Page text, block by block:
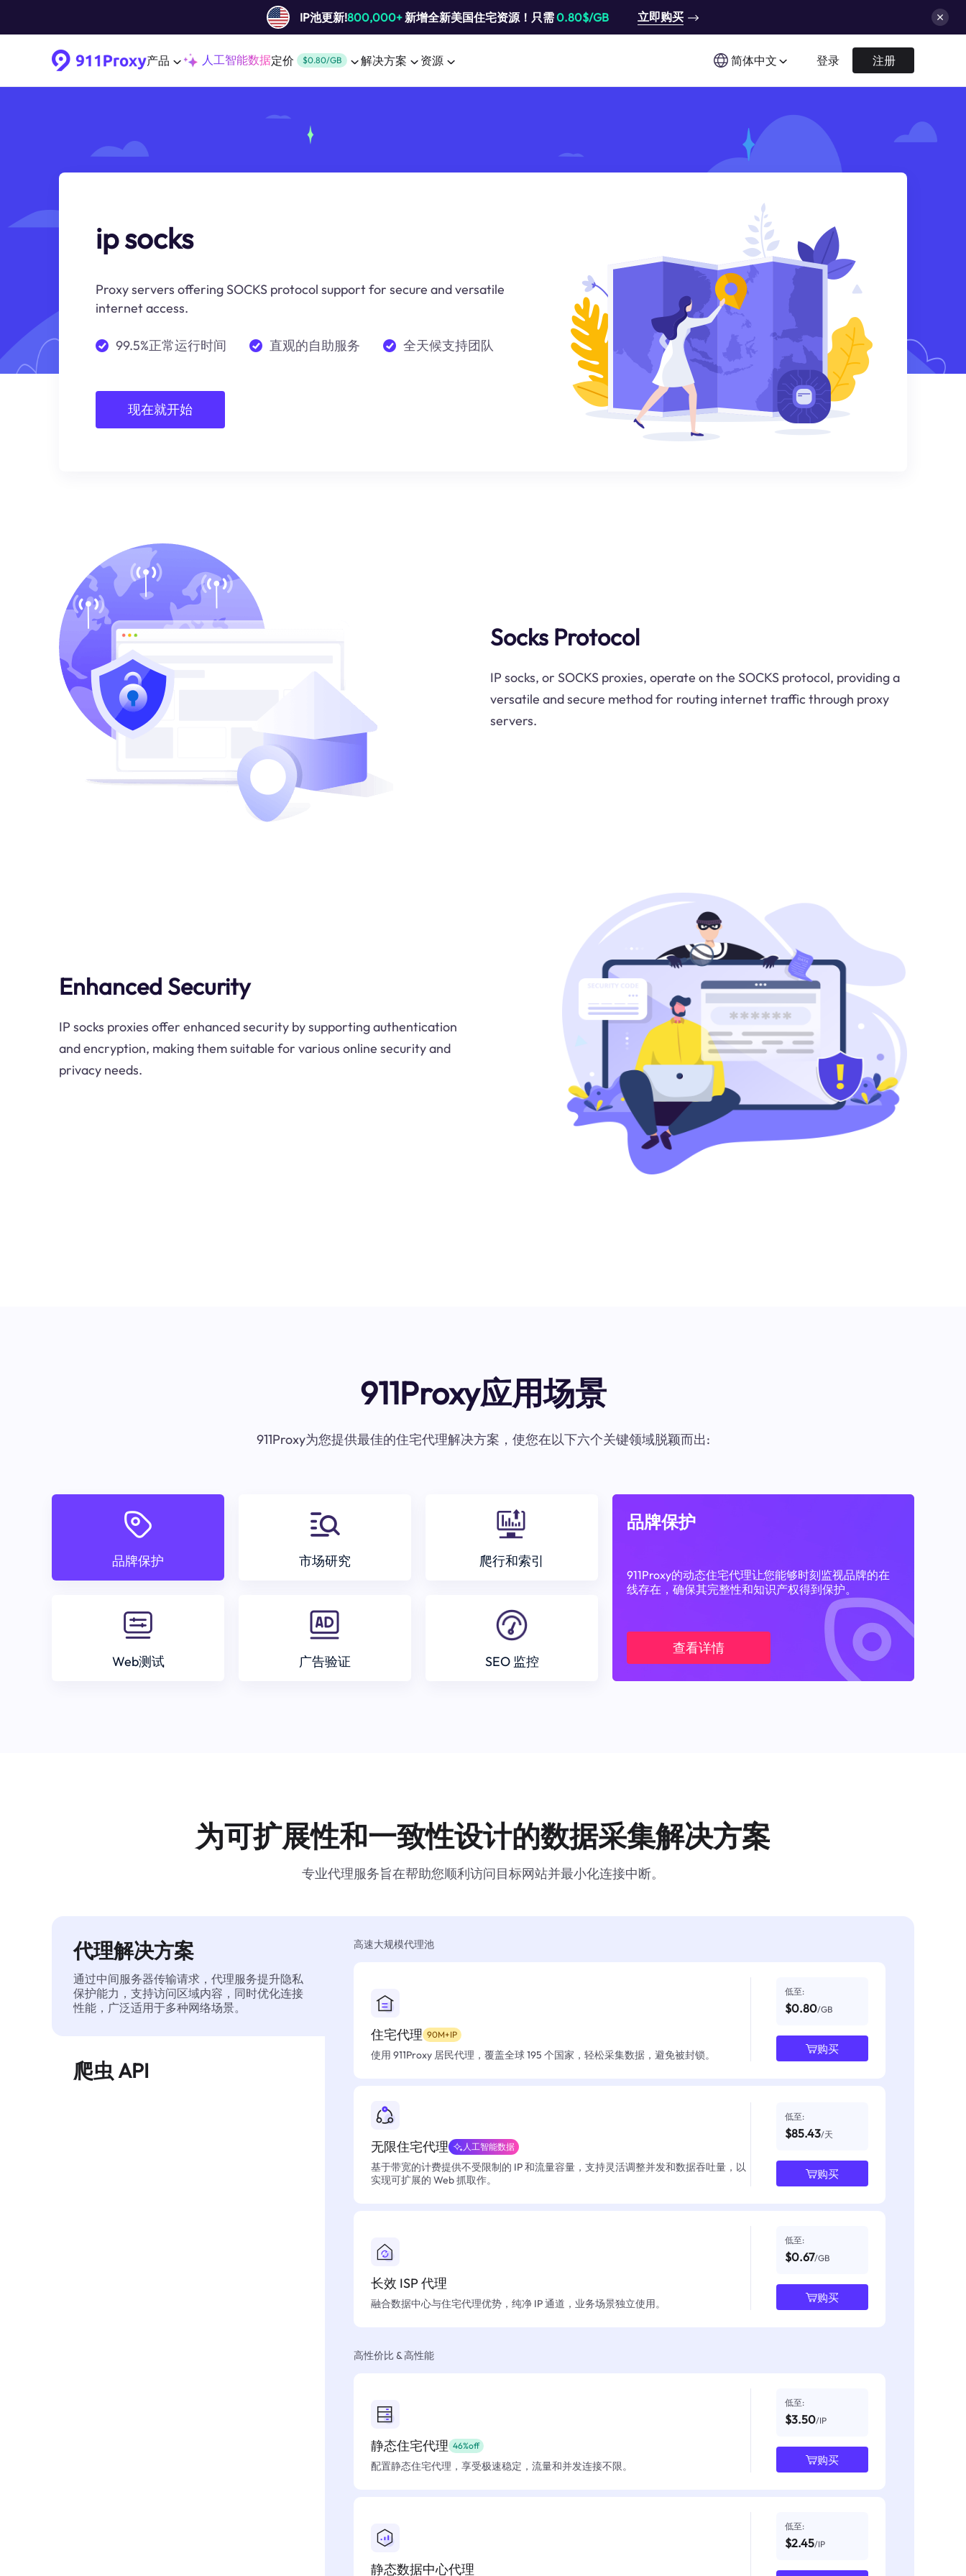
IP池更新!800,000+新增全新美国住宅资源！只需0.80$/GB 立即购买
产品 人工智能数据定价 $0.80/GB 解决方案 资源 简体中文 登录 注册
ip socks
Proxy servers offering SOCKS protocol support for secure and versatile
internet access.
99.5%正常运行时间 直观的自助服务 全天候支持团队
现在就开始
Socks Protocol
IP socks, or SOCKS proxies, operate on the SOCKS protocol, providing a
versatile and secure method for routing internet traffic through proxy
servers.
Enhanced Security
IP socks proxies offer enhanced security by supporting authentication
and encryption, making them suitable for various online security and
privacy needs.
911Proxy应用场景
911Proxy为您提供最佳的住宅代理解决方案，使您在以下六个关键领域脱颖而出:
品牌保护 市场研究 爬行和索引
Web测试 广告验证 SEO 监控
品牌保护
911Proxy的动态住宅代理让您能够时刻监视品牌的在
线存在，确保其完整性和知识产权得到保护。
查看详情
为可扩展性和一致性设计的数据采集解决方案
专业代理服务旨在帮助您顺利访问目标网站并最小化连接中断。
代理解决方案
通过中间服务器传输请求，代理服务提升隐私
保护能力，支持访问区域内容，同时优化连接
性能，广泛适用于多种网络场景。
爬虫 API
高速大规模代理池
住宅代理 90M+IP
使用 911Proxy 居民代理，覆盖全球 195 个国家，轻松采集数据，避免被封锁。
低至:
$0.80/GB
购买
无限住宅代理 人工智能数据
基于带宽的计费提供不受限制的 IP 和流量容量，支持灵活调整并发和数据吞吐量，以
实现可扩展的 Web 抓取作。
低至:
$85.43/天
购买
长效 ISP 代理
融合数据中心与住宅代理优势，纯净 IP 通道，业务场景独立使用。
低至:
$0.67/GB
购买
高性价比 & 高性能
静态住宅代理 46%off
配置静态住宅代理，享受极速稳定，流量和并发连接不限。
低至:
$3.50/IP
购买
静态数据中心代理
低至:
$2.45/IP